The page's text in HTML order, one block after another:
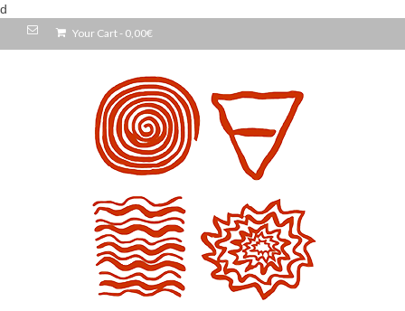
d
Your Cart - 0,00€